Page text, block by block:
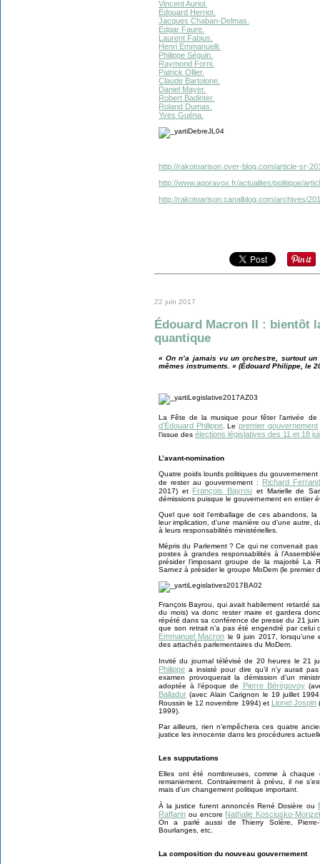
Vincent Auriol.
Édouard Herriot.
Jacques Chaban-Delmas.
Edgar Faure.
Laurent Fabius.
Henri Emmanuelli.
Philippe Séguin.
Raymond Forni.
Patrick Ollier.
Claude Bartolone.
Daniel Mayer.
Robert Badinter.
Roland Dumas.
Yves Guéna.
http://rakotoarison.over-blog.com/article-sr-
http://www.agoravox.fr/actualites/politique/
http://rakotoarison.canalblog.com/archives/
22 juin 2017
Édouard Macron II : bientôt
quantique
« On n’a jamais vu un orchestre, surtout
mêmes instruments. » (Édouard Philippe, le
La Fête de la musique pour fêter l’arrivée
d’Édouard Philippe. Lepremier gouvernement
l’issue des élections législatives des 11 et 18
L’avant-nomination
Quatre poids lourds politiques du
de rester au gouvernement :
Richard Ferrand
2017) et François Bayrou et Marielle de
démissions puisque le gouvernement en entier
Quel que soit l’emballage de ces abandons,
leur implication, d’une manière ou d’une autre,
à leurs responsabilités ministérielles.
Mépris du Parlement ? Ce qui ne convenait
postes à grandes responsabilités à
présider l’imposant groupe de la majorité La
Sarnez à présider le groupe MoDem (le premier
François Bayrou, qui avait habilement retardé
du mois) va donc rester maire et gardera
répété dans sa conférence de presse du 21
que son retrait n’a pas été engendré par celui
Emmanuel Macron le 9 juin 2017, lorsqu’une
des attachés parlementaires du MoDem.
Invité du journal télévisé de 20 heures le 21
Philippe a insisté pour dire qu’il n’y aurait
examen provoquerait la démission d’un
adoptée à l’époque de
Pierre Bérégovoy
Balladur (avec Alain Carignon le 19 juillet
Roussin le 12 novembre 1994) et Lionel Jospin
1999).
Par ailleurs, rien n’empêchera ces quatre
justice les innocente dans les procédures
Les supputations
Elles ont été nombreuses, comme à
remaniement. Contrairement à prévu, il ne
mais d’un changement politique important.
À la justice furent annoncés René Dosière ou
Raffarin ou encore Nathalie Kosciusko-
On a parlé aussi de Thierry Solère, Pierre-
Bourlanges, etc.
La composition du nouveau gouvernement